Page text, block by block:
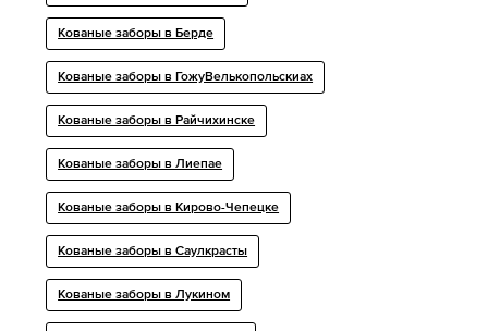
Кованые заборы в Берде
Кованые заборы в ГожyВелькопольскиах
Кованые заборы в Райчихинске
Кованые заборы в Лиепае
Кованые заборы в Кирово-Чепецке
Кованые заборы в Саулкрасты
Кованые заборы в Лукином